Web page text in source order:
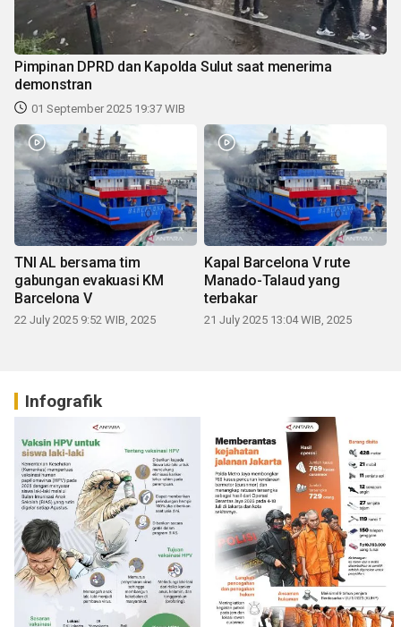
Pimpinan DPRD dan Kapolda Sulut saat menerima
demonstran
01 September 2025 19:37 WIB
TNI AL bersama tim
gabungan evakuasi KM
Barcelona V
22 July 2025 9:52 WIB, 2025
Kapal Barcelona V rute
Manado-Talaud yang
terbakar
21 July 2025 13:04 WIB, 2025
Infografik